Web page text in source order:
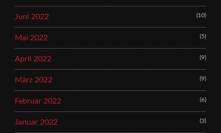
Juni 2022 (10)
Mai 2022 (5)
April 2022 (9)
März 2022 (9)
Februar 2022 (6)
Januar 2022 (3)